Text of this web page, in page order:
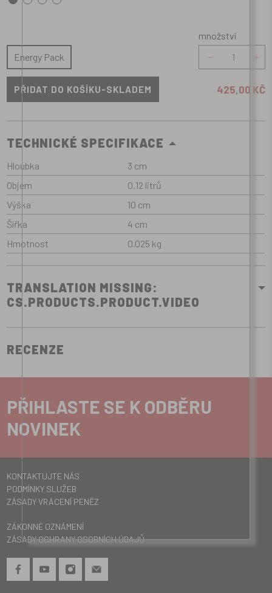
Energy Pack
množství
množství
425,00 KČ
TECHNICKÉ SPECIFIKACE
Hloubka
3 cm
Objem
0.12 litrů
Výška
10 cm
Šířka
4 cm
Hmotnost
0.025 kg
TRANSLATION MISSING:
CS.PRODUCTS.PRODUCT.VIDEO
RECENZE
PŘIHLASTE SE K ODBĚRU
NOVINEK
KONTAKTUJTE NÁS
PODMÍNKY SLUŽEB
ZÁSADY VRÁCENÍ PENĚZ
ZÁKONNÉ OZNÁMENÍ
ZÁSADY OCHRANY OSOBNÍCH ÚDAJŮ